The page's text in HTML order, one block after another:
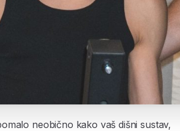
neobično kako vaš dišni sustav,